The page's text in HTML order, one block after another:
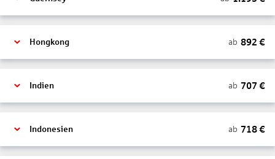
Hongkong ab 892 €
Indien ab 707 €
Indonesien ab 718€